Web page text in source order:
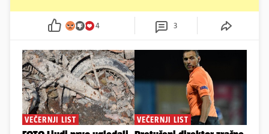
4 3